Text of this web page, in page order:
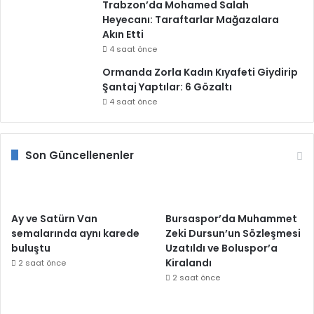
Trabzon’da Mohamed Salah
Heyecanı: Taraftarlar Mağazalara
Akın Etti
4 saat önce
Ormanda Zorla Kadın Kıyafeti Giydirip
Şantaj Yaptılar: 6 Gözaltı
4 saat önce
Son Güncellenenler
Ay ve Satürn Van
semalarında aynı karede
buluştu
2 saat önce
Bursaspor’da Muhammet
Zeki Dursun’un Sözleşmesi
Uzatıldı ve Boluspor’a
Kiralandı
2 saat önce